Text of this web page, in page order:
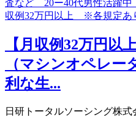
【月収例32万円以
（マシンオペレ
利な生...
日研トータルソーシング株式